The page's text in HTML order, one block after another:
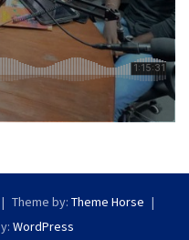
Theme by: Theme Horse
WordPress